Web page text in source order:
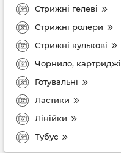
Стрижні гелеві
Стрижні ролери
Стрижні кулькові
Чорнило, картриджі
Готувальні
Ластики
Лінійки
Тубус